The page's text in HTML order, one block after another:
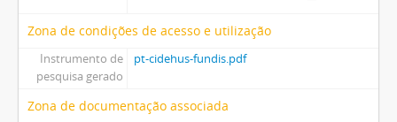
Zona de condições de acesso e utilização
Instrumento de
pesquisa gerado
pt-cidehus-fundis.pdf
Zona de documentação associada